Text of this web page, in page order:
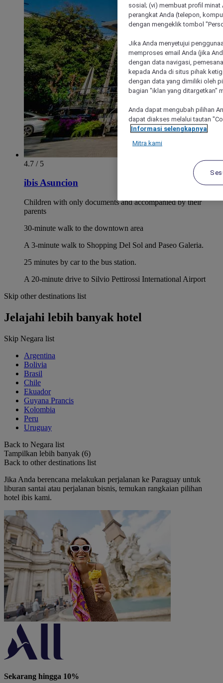
4.7 / 5
ibis Asuncion
Children with only documents and accompanied by their
parents
30-minute walk to the downtown area
A 3-minute walk to Shopping Del Sol and Paseo Galeria.
25 minutes by car to the bus station.
A 20-minute drive to Silvio Pettirossi International Airport
Skip other destinations list
Jelajahi lebih banyak hotel
Skip Negara list
Argentina
Bolivia
Brasil
Chile
Ekuador
Guyana Prancis
Kolombia
Peru
Uruguay
Back to Negara list
Tampilkan lebih banyak (6)
Back to other destinations list
Jika Anda berencana melakukan perjalanan ke Paraguay untuk
liburan santai atau perjalanan bisnis, temukan rangkaian pilihan
hotel ibis kami.
Sekarang hingga 10%
sosial; (vi) membuat profil
perangkat Anda (telepon,
dengan mengeklik tombol
Jika Anda menyetujui
memproses email Anda (jika
dengan data navigasi,
kepada Anda di situs pihak
dengan data yang dimiliki oleh
bagian "iklan yang ditargetkan"
Anda dapat mengubah pilihan
dapat diakses melalui tautan
Informasi selengkapnya
Mitra kami